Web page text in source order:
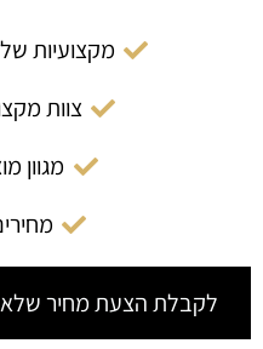
מקצועיות של
צוות
מגוון
לקבלת הצעת מחיר שלא